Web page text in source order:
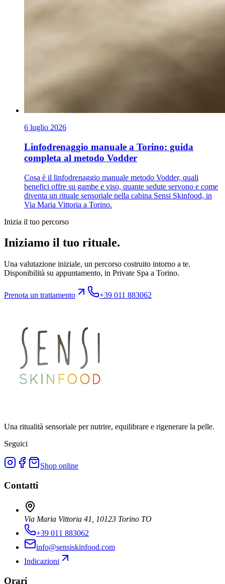
6 luglio 2026
Linfodrenaggio manuale a Torino: guida
completa al metodo Vodder
Cosa è il linfodrenaggio manuale metodo Vodder, quali
benefici offre su gambe e viso, quante sedute servono e come
diventa un rituale sensoriale nella cabina Sensi Skinfood, in
Via Maria Vittoria a Torino.
Inizia il tuo percorso
Iniziamo il tuo rituale.
Una valutazione iniziale, un percorso costruito intorno a te.
Disponibilità su appuntamento, in Private Spa a Torino.
Prenota un trattamento +39 011 883062
Una ritualità sensoriale per nutrire, equilibrare e rigenerare la pelle.
Seguici
Shop online
Contatti
Via Maria Vittoria 41, 10123 Torino TO
+39 011 883062
info@sensiskinfood.com
Indicazioni
Orari